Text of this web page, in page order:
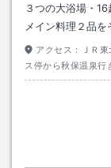
３つの大浴場・
メイン料理２品
アクセス：
ＪＲ
ス停から秋保温泉